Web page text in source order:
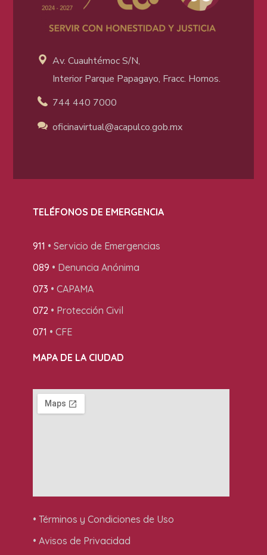
Av. Cuauhtémoc S/N,
Interior Parque Papagayo, Fracc. Hornos.
744 440 7000
oficinavirtual@acapulco.gob.mx
TELÉFONOS DE EMERGENCIA
911 • Servicio de Emergencias
089 • Denuncia Anónima
073 • CAPAMA
072• Protección Civil
071 • CFE
MAPA DE LA CIUDAD
• Términos y Condiciones de Uso
• Avisos de Privacidad